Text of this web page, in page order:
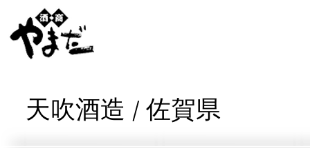
天吹酒造 / 佐賀県